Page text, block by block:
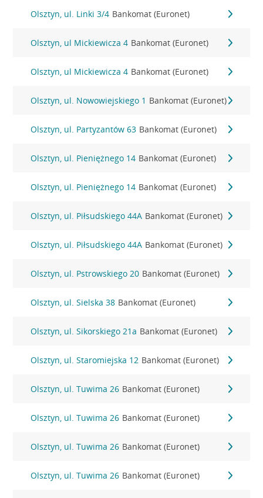
Olsztyn, ul. Linki 3/4 Bankomat (Euronet)
Olsztyn, ul Mickiewicza 4 Bankomat (Euronet)
Olsztyn, ul Mickiewicza 4 Bankomat (Euronet)
Olsztyn, ul. Nowowiejskiego 1 Bankomat (Euronet)
Olsztyn, ul. Partyzantów 63 Bankomat (Euronet)
Olsztyn, ul. Pieniężnego 14 Bankomat (Euronet)
Olsztyn, ul. Pieniężnego 14 Bankomat (Euronet)
Olsztyn, ul. Piłsudskiego 44A Bankomat (Euronet)
Olsztyn, ul. Piłsudskiego 44A Bankomat (Euronet)
Olsztyn, ul. Pstrowskiego 20 Bankomat (Euronet)
Olsztyn, ul. Sielska 38 Bankomat (Euronet)
Olsztyn, ul. Sikorskiego 21a Bankomat (Euronet)
Olsztyn, ul. Staromiejska 12 Bankomat (Euronet)
Olsztyn, ul. Tuwima 26 Bankomat (Euronet)
Olsztyn, ul. Tuwima 26 Bankomat (Euronet)
Olsztyn, ul. Tuwima 26 Bankomat (Euronet)
Olsztyn, ul. Tuwima 26 Bankomat (Euronet)